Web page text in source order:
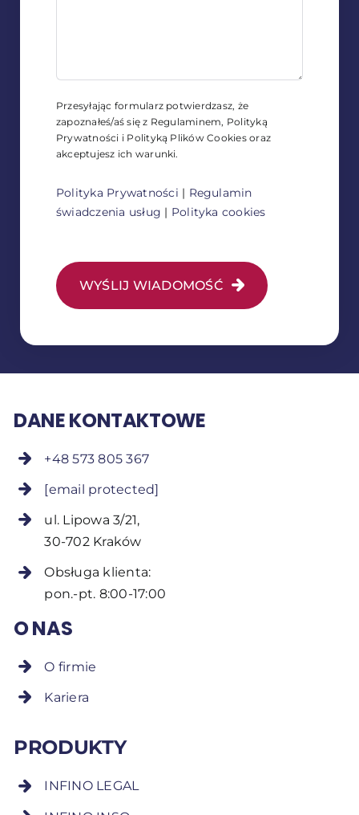
Przesyłając formularz potwierdzasz, że
zapoznałeś/aś się z Regulaminem, Polityką
Prywatności i Polityką Plików Cookies oraz
akceptujesz ich warunki.
Polityka Prywatności | Regulamin
świadczenia usług | Polityka cookies
WYŚLIJ WIADOMOŚĆ
DANE KONTAKTOWE
+48 573 805 367
[email protected]
ul. Lipowa 3/21,
30-702 Kraków
Obsługa klienta:
pon.-pt. 8:00-17:00
O NAS
O firmie
Kariera
PRODUKTY
INFINO LEGAL